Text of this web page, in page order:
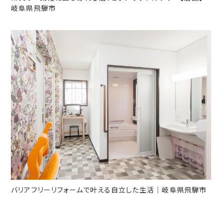
岐阜県飛騨市
バリアフリーリフォームで叶える自立した生活│岐阜県飛騨市